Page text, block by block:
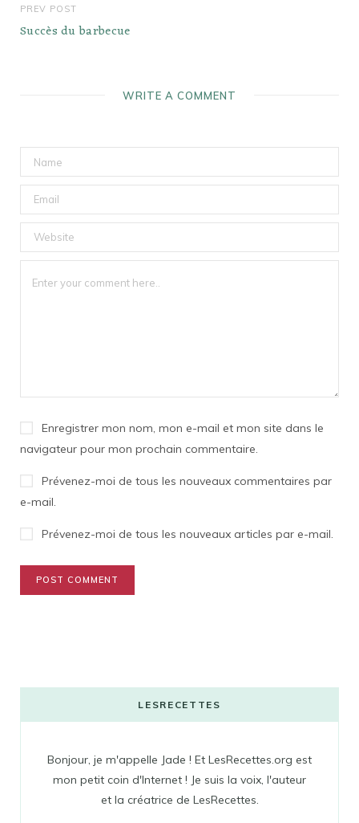
PREV POST
Succès du barbecue
WRITE A COMMENT
Enregistrer mon nom, mon e-mail et mon site dans le
navigateur pour mon prochain commentaire.
Prévenez-moi de tous les nouveaux commentaires par
e-mail.
Prévenez-moi de tous les nouveaux articles par e-mail.
LESRECETTES
Bonjour, je m'appelle Jade ! Et LesRecettes.org est
mon petit coin d'Internet ! Je suis la voix, l'auteur
et la créatrice de LesRecettes.